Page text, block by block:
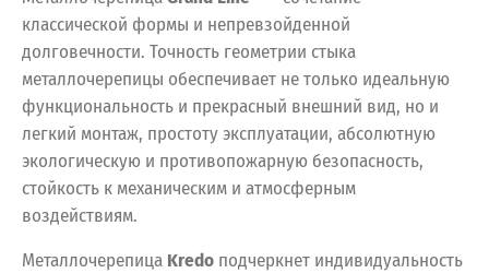
классической формы и непревзойденной
долговечности. Точность геометрии стыка
металлочерепицы обеспечивает не только идеальную
функциональность и прекрасный внешний вид, но и
легкий монтаж, простоту эксплуатации, абсолютную
экологическую и противопожарную безопасность,
стойкость к механическим и атмосферным
воздействиям.
Металлочерепица Kredo подчеркнет индивидуальность